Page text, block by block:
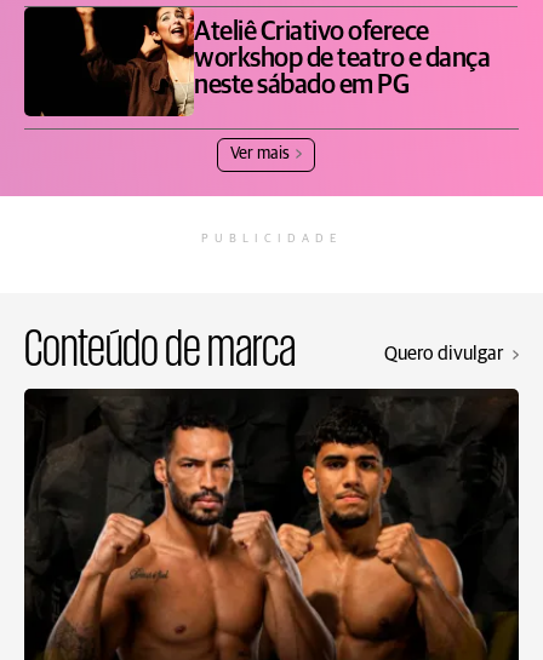
Ateliê Criativo oferece
workshop de teatro e dança
neste sábado em PG
Ver mais
PUBLICIDADE
Conteúdo de marca Quero divulgar